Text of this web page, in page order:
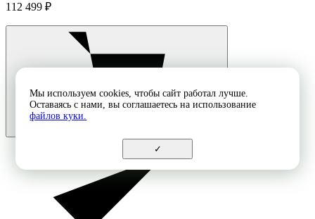
112 499 ₽
Мы используем cookies, чтобы сайт работал лучше.
Оставаясь с нами, вы соглашаетесь на использование
файлов куки.
✓